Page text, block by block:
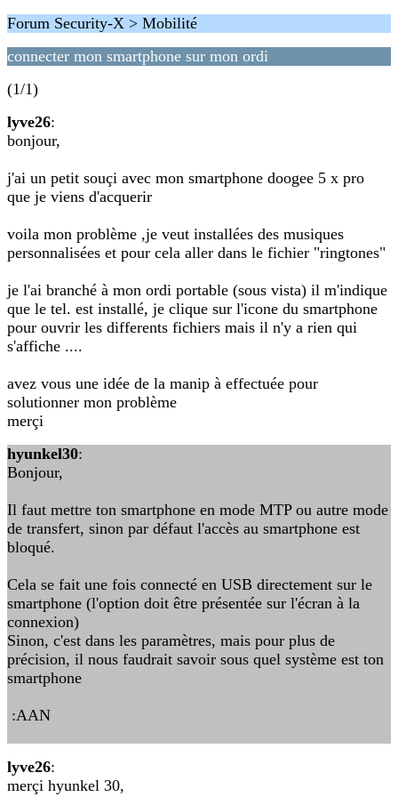
Forum Security-X > Mobilité
connecter mon smartphone sur mon ordi
(1/1)
lyve26:
bonjour,
j'ai un petit souçi avec mon smartphone doogee 5 x pro
que je viens d'acquerir
voila mon problème ,je veut installées des musiques
personnalisées et pour cela aller dans le fichier "ringtones"
je l'ai branché à mon ordi portable (sous vista) il m'indique
que le tel. est installé, je clique sur l'icone du smartphone
pour ouvrir les differents fichiers mais il n'y a rien qui
s'affiche ....
avez vous une idée de la manip à effectuée pour
solutionner mon problème
merçi
hyunkel30:
Bonjour,
Il faut mettre ton smartphone en mode MTP ou autre mode
de transfert, sinon par défaut l'accès au smartphone est
bloqué.
Cela se fait une fois connecté en USB directement sur le
smartphone (l'option doit être présentée sur l'écran à la
connexion)
Sinon, c'est dans les paramètres, mais pour plus de
précision, il nous faudrait savoir sous quel système est ton
smartphone
:AAN
lyve26:
merçi hyunkel 30,